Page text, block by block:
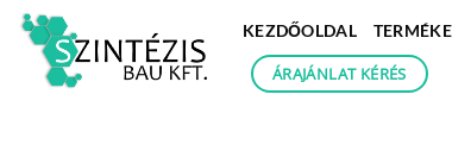
Skip
content
KEZDŐOLDAL
ÁRAJÁNLAT KÉRÉS